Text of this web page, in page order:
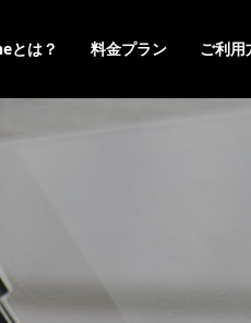
とは？ 料金プラン ご利用